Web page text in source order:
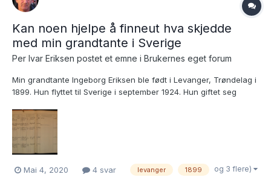
Kan noen hjelpe å finneut hva skjedde
med min grandtante i Sverige
Per Ivar Eriksen postet et emne i Brukernes eget forum
Min grandtante Ingeborg Eriksen ble født i Levanger, Trøndelag i
1899. Hun flyttet til Sverige i september 1924. Hun giftet seg
Gustav Valfrid Pettersson er antagelig født engang i 1888. Her
slutter alle spor...
Mai 4, 2020 4 svar levanger 1899 og 3 flere)